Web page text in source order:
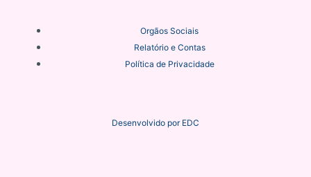
Orgãos Sociais
Relatório e Contas
Política de Privacidade
Desenvolvido por EDC